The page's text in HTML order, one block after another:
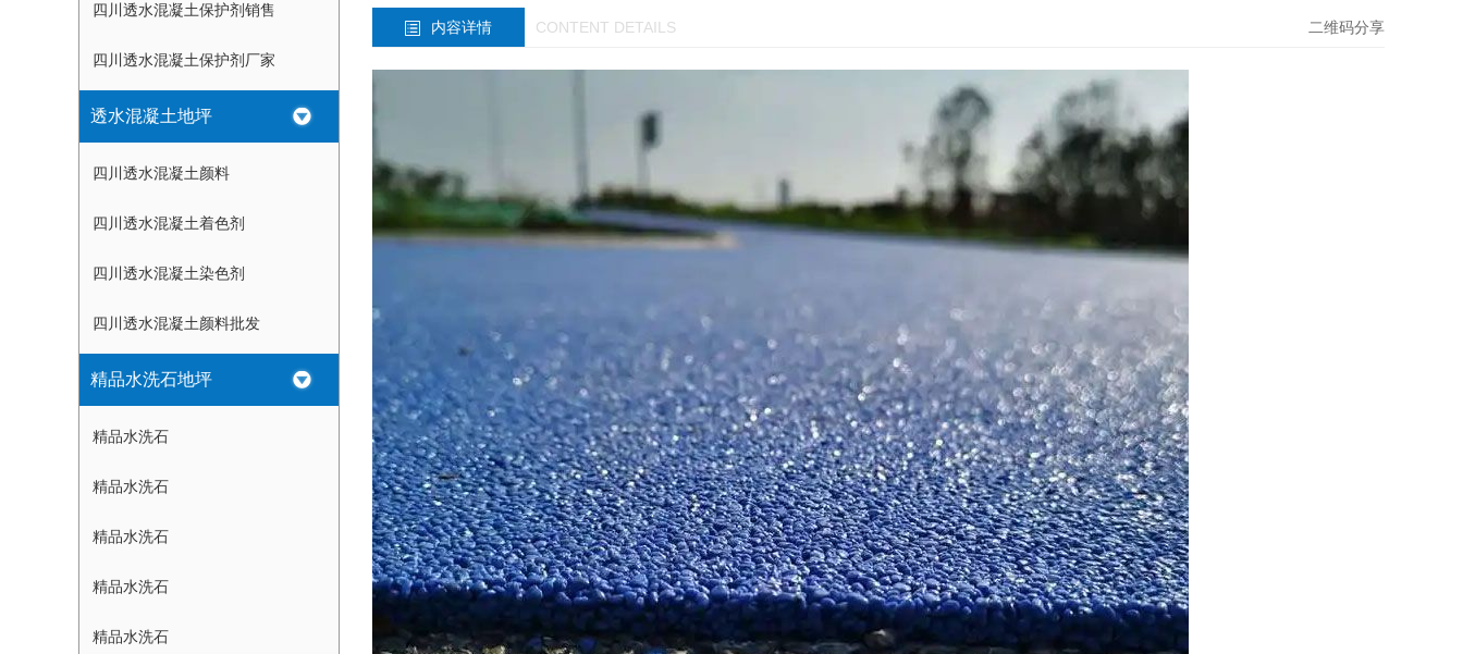
四川透水混凝土保护剂销售
四川透水混凝土保护剂厂家
透水混凝土地坪
四川透水混凝土颜料
四川透水混凝土着色剂
四川透水混凝土染色剂
四川透水混凝土颜料批发
精品水洗石地坪
精品水洗石
精品水洗石
精品水洗石
精品水洗石
精品水洗石
内容详情 CONTENT DETAILS 二维码分享